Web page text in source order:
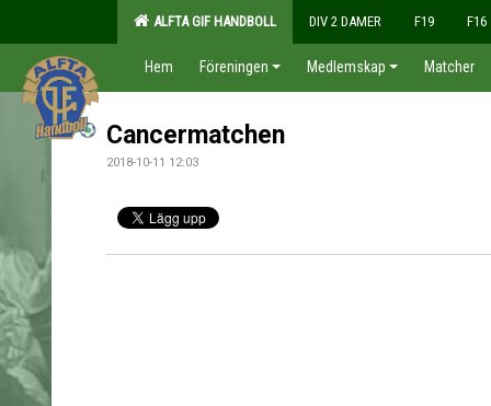
ALFTA GIF HANDBOLL DIV 2 DAMER F19 F16
Hem Föreningen Medlemskap Matcher
Cancermatchen
2018-10-11 12:03